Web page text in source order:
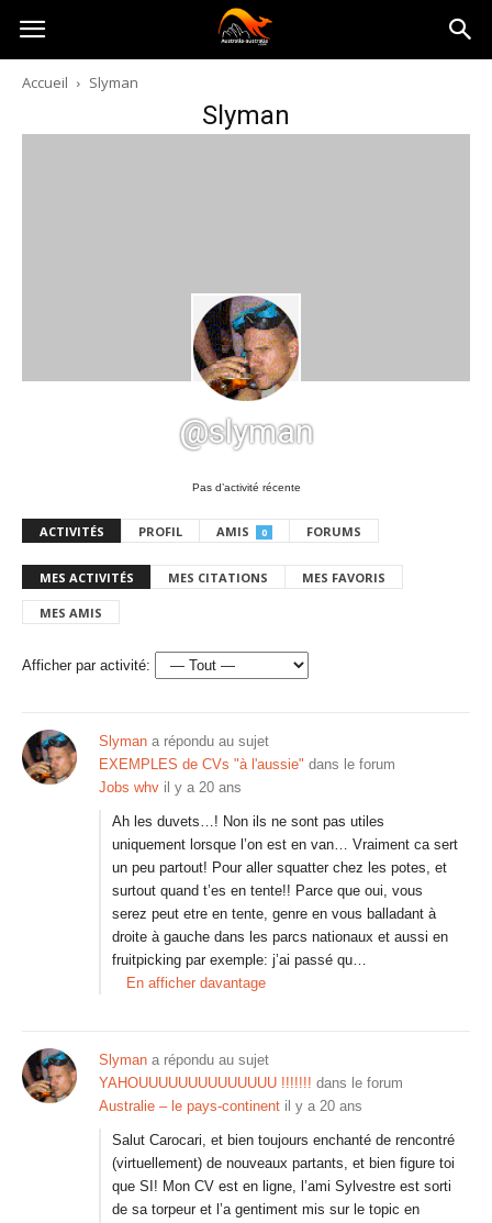
Australia-
australie.com
Accueil Slyman
Slyman
@slyman
Pas d’activité récente
ACTIVITÉS PROFIL AMIS 0 FORUMS
MES ACTIVITÉS MES CITATIONS MES FAVORIS
MES AMIS
Afficher par activité:
Slyman a répondu au sujet
EXEMPLES de CVs "à l'aussie" dans le forum
Jobs whv il y a 20 ans
Ah les duvets…! Non ils ne sont pas utiles
uniquement lorsque l’on est en van… Vraiment ca sert
un peu partout! Pour aller squatter chez les potes, et
surtout quand t’es en tente!! Parce que oui, vous
serez peut etre en tente, genre en vous balladant à
droite à gauche dans les parcs nationaux et aussi en
fruitpicking par exemple: j’ai passé qu…
En afficher davantage
Slyman a répondu au sujet
YAHOUUUUUUUUUUUUUU !!!!!!! dans le forum
Australie – le pays-continent il y a 20 ans
Salut Carocari, et bien toujours enchanté de rencontré
(virtuellement) de nouveaux partants, et bien figure toi
que SI! Mon CV est en ligne, l’ami Sylvestre est sorti
de sa torpeur et l’a gentiment mis sur le topic en